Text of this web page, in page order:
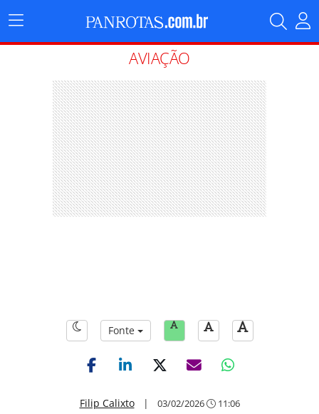
Menu
Principal
AVIAÇÃO
Fonte
Filip Calixto| 03/02/2026 11:06